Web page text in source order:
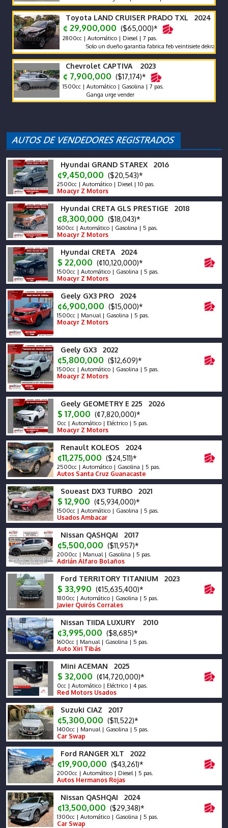
Toyota LAND CRUISER PRADO TXL 2024
¢ 29,900,000 ($65,000)*
2800cc | Automático | Diesel | 7 pas.
Solo un dueño garantia fabrica feb veintisiete dekra dos mil
Chevrolet CAPTIVA 2023
¢ 7,900,000 ($17,174)*
1500cc | Automático | Gasolina | 7 pas.
Ganga urge vender
Hyundai GRAND STAREX 2016
¢9,450,000 ($20,543)*
2500cc | Automático | Diesel | 10 pas.
Moacyr Z Motors
Hyundai CRETA GLS PRESTIGE 2018
¢8,300,000 ($18,043)*
1600cc | Automático | Gasolina | 5 pas.
Moacyr Z Motors
Hyundai CRETA 2024
$ 22,000 (¢10,120,000)*
1500cc | Automático | Gasolina | 5 pas.
Moacyr Z Motors
Geely GX3 PRO 2024
¢6,900,000 ($15,000)*
1500cc | Manual | Gasolina | 5 pas.
Moacyr Z Motors
Geely GX3 2022
¢5,800,000 ($12,609)*
1500cc | Automático | Gasolina | 5 pas.
Moacyr Z Motors
Geely GEOMETRY E 225 2026
$ 17,000 (¢7,820,000)*
0cc | Automático | Eléctrico | 5 pas.
Moacyr Z Motors
Renault KOLEOS 2024
¢11,275,000 ($24,511)*
2500cc | Automático | Gasolina | 5 pas.
Autos Santa Cruz Guanacaste
Soueast DX3 TURBO 2021
$ 12,900 (¢5,934,000)*
1500cc | Automático | Gasolina | 5 pas.
Usados Ambacar
Nissan QASHQAI 2017
¢5,500,000 ($11,957)*
2000cc | Manual | Gasolina | 5 pas.
Adrián Alfaro Bolaños
Ford TERRITORY TITANIUM 2023
$ 33,990 (¢15,635,400)*
1800cc | Automático | Gasolina | 5 pas.
Javier Quirós Corrales
Nissan TIIDA LUXURY 2010
¢3,995,000 ($8,685)*
1600cc | Manual | Gasolina | 5 pas.
Auto Xiri Tibás
Mini ACEMAN 2025
$ 32,000 (¢14,720,000)*
0cc | Automático | Eléctrico | 4 pas.
Red Motors Usados
Suzuki CIAZ 2017
¢5,300,000 ($11,522)*
1400cc | Manual | Gasolina | 5 pas.
Car Swap
Ford RANGER XLT 2022
¢19,900,000 ($43,261)*
2000cc | Automático | Diesel | 5 pas.
Autos Hermanos Rojas
Nissan QASHQAI 2024
¢13,500,000 ($29,348)*
1300cc | Automático | Gasolina | 5 pas.
Car Swap